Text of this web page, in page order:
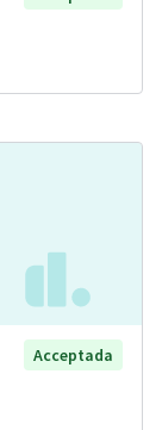
Acceptada